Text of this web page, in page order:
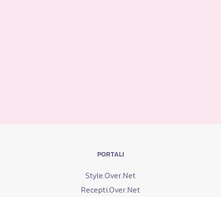
PORTALI
Style.Over.Net
Recepti.Over.Net